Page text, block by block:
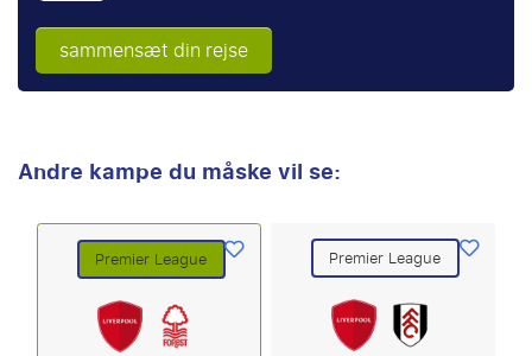
sammensæt din rejse
Andre kampe du måske vil se:
Premier League Premier League